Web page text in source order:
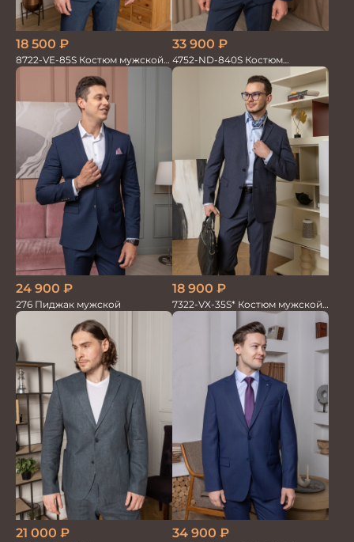
18 500 ₽
8722-VE-85S Костюм мужской
двойка
33 900 ₽
4752-ND-840S Костюм
мужской двойка
24 900 ₽
276 Пиджак мужской
18 900 ₽
7322-VX-35S* Костюм мужской
двойка
21 000 ₽ 34 900 ₽